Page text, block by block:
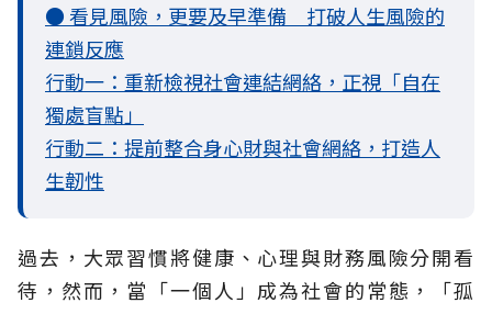
● 看見風險，更要及早準備 打破人生風險的
連鎖反應
行動一：重新檢視社會連結網絡，正視「自在
獨處盲點」
行動二：提前整合身心財與社會網絡，打造人
生韌性
過去，大眾習慣將健康、心理與財務風險分開看
待，然而，當「一個人」成為社會的常態，「孤